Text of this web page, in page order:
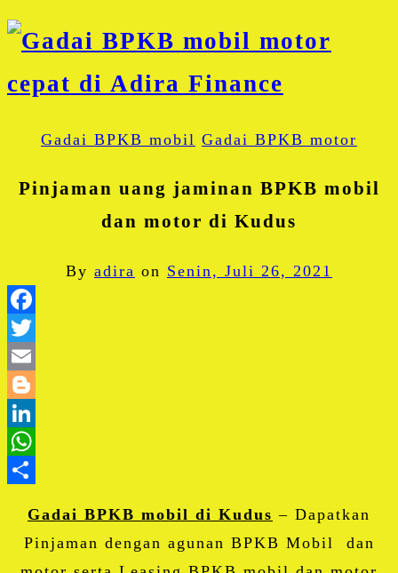
Gadai BPKB mobil Gadai BPKB motor
Pinjaman uang jaminan BPKB mobil
dan motor di Kudus
By adira on Senin, Juli 26, 2021
Gadai BPKB mobil di Kudus – Dapatkan
Pinjaman dengan agunan BPKB Mobil dan